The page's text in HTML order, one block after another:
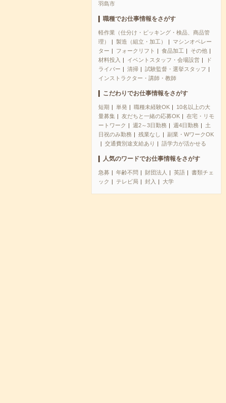
羽島市
職種でお仕事情報をさがす
軽作業（仕分け・ピッキング・検品、商品管
理）
製造（組立・加工）
マシンオペレー
ター
フォークリフト 食品加工
その他
材料投入
イベントスタッフ・会場設営
ド
ライバー
清掃
試験監督・選挙スタッフ
インストラクター・講師・教師
こだわりでお仕事情報をさがす
短期 単発 職種未経験OK
10名以上の大
量募集
友だちと一緒の応募OK
在宅・リモ
ートワーク
週2～3日勤務 週4日勤務
土
日祝のみ勤務
残業なし
副業・WワークOK
交通費別途支給あり
語学力が活かせる
人気のワードでお仕事情報をさがす
急募 年齢不問 財団法人 英語
書類チェ
ック
テレビ局 封入 大学